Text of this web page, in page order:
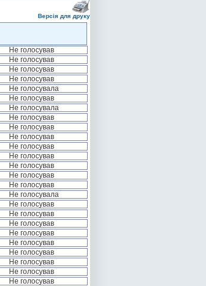
Версія для друку
Не голосував
Не голосував
Не голосував
Не голосував
Не голосувала
Не голосував
Не голосувала
Не голосував
Не голосував
Не голосував
Не голосував
Не голосував
Не голосував
Не голосував
Не голосував
Не голосувала
Не голосував
Не голосував
Не голосував
Не голосував
Не голосував
Не голосував
Не голосував
Не голосував
Не голосував